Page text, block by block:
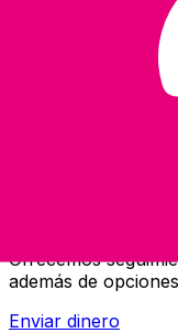
Transferencias
Ofrecemos
además de
Enviar dinero